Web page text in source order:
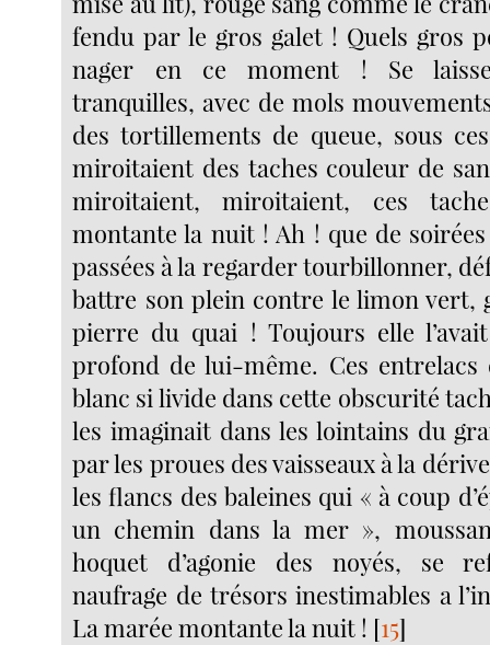
fendu par le gros galet ! Quels gros
nager en ce moment ! Se
tranquilles, avec de mols
des tortillements de queue, sous
miroitaient des taches couleur de
miroitaient, miroitaient, ces
montante la nuit ! Ah ! que de
passées à la regarder tourbillonner,
battre son plein contre le limon vert,
pierre du quai ! Toujours elle
profond de lui-même. Ces entrelacs
blanc si livide dans cette obscurité
les imaginait dans les lointains du
par les proues des vaisseaux à la
les flancs des baleines qui « à coup
un chemin dans la mer »,
hoquet d’agonie des noyés, se
naufrage de trésors inestimables a
La marée montante la nuit ! [15]